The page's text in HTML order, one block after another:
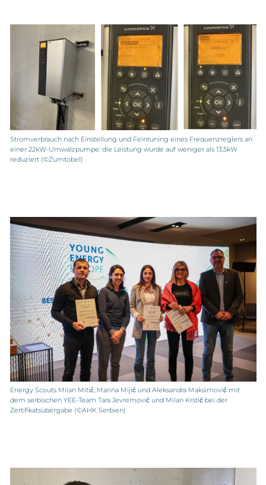
Stromverbrauch nach Einstellung und Feintuning eines Frequenzreglers an
einer 22kW-Umwälzpumpe: die Leistung wurde auf weniger als 13,5kW
reduziert (©Zumtobel)
Energy Scouts Milan Mitić, Marina Mijić und Aleksandra Maksimović mit
dem serbischen YEE-Team Tara Jevremović und Milan Krstić bei der
Zertifikatsübergabe (©AHK Serbien)